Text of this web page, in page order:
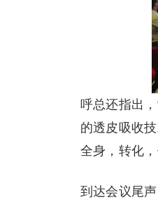
呼总还指出
的透皮吸收
全身，转化
到达会议尾